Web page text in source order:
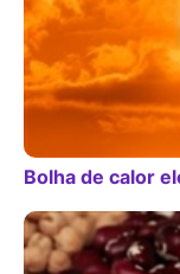
Bolha de calor